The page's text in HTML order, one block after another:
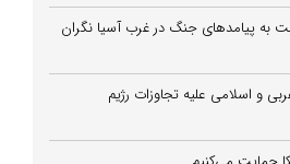
به پیامدهای جنگ در غرب آسیا نگران
۸ کشور عربی و اسلامی علیه تجاوزات رژیم